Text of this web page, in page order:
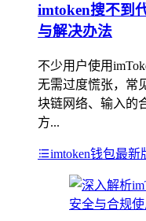
imtoken搜不到
与解决办法
不少用户使用
无需过度慌张，常
块链网络、输入的
方...
imtoken钱包最新